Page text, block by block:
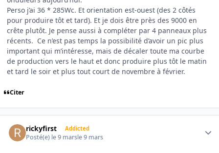
Perso j’ai 36 * 285Wc. Et orientation est-ouest (des 2 côtés
pour produire tôt et tard). Et je dois être près des 9000 en
crête plutôt. Je pense aussi à compléter par 4 panneaux plus
récents. Ce n’est pas temps la possibilité d’avoir un pic plus
important qui m’intéresse, mais de décaler toute ma courbe
de production vers le haut et donc produire plus tôt le matin
et tard le soir et plus tout court de novembre à février.
Citer
rickyfirst Addicted
Posté(e) le 9 marsle 9 mars